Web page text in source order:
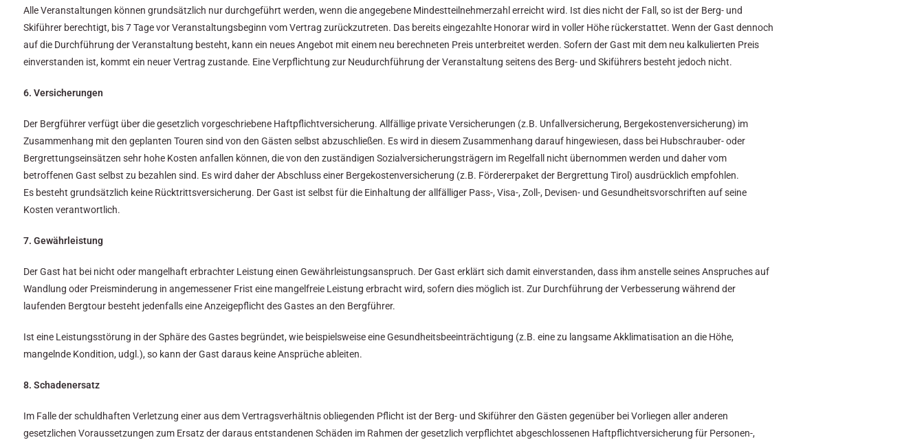
Alle Veranstaltungen können grundsätzlich nur durchgeführt werden, wenn die angegebene Mindestteilnehmerzahl erreicht wird. Ist dies nicht der Fall, so ist der Berg- und
Skiführer berechtigt, bis 7 Tage vor Veranstaltungsbeginn vom Vertrag zurückzutreten. Das bereits eingezahlte Honorar wird in voller Höhe rückerstattet. Wenn der Gast dennoch
auf die Durchführung der Veranstaltung besteht, kann ein neues Angebot mit einem neu berechneten Preis unterbreitet werden. Sofern der Gast mit dem neu kalkulierten Preis
einverstanden ist, kommt ein neuer Vertrag zustande. Eine Verpflichtung zur Neudurchführung der Veranstaltung seitens des Berg- und Skiführers besteht jedoch nicht.
6. Versicherungen
Der Bergführer verfügt über die gesetzlich vorgeschriebene Haftpflichtversicherung. Allfällige private Versicherungen (z.B. Unfallversicherung, Bergekostenversicherung) im
Zusammenhang mit den geplanten Touren sind von den Gästen selbst abzuschließen. Es wird in diesem Zusammenhang darauf hingewiesen, dass bei Hubschrauber- oder
Bergrettungseinsätzen sehr hohe Kosten anfallen können, die von den zuständigen Sozialversicherungsträgern im Regelfall nicht übernommen werden und daher vom
betroffenen Gast selbst zu bezahlen sind. Es wird daher der Abschluss einer Bergekostenversicherung (z.B. Fördererpaket der Bergrettung Tirol) ausdrücklich empfohlen.
Es besteht grundsätzlich keine Rücktritts­versicherung. Der Gast ist selbst für die Einhaltung der allfälliger Pass-, Visa-, Zoll-, Devisen- und Gesundheitsvorschriften auf seine
Kosten verantwortlich.
7. Gewährleistung
Der Gast hat bei nicht oder mangelhaft erbrachter Leistung einen Gewährleistungsanspruch. Der Gast erklärt sich damit einverstanden, dass ihm anstelle seines Anspruches auf
Wandlung oder Preisminderung in angemessener Frist eine mangelfreie Leistung erbracht wird, sofern dies möglich ist. Zur Durchführung der Verbesserung während der
laufenden Bergtour besteht jedenfalls eine Anzeigepflicht des Gastes an den Bergführer.
Ist eine Leistungsstörung in der Sphäre des Gastes begründet, wie beispielsweise eine Gesundheitsbeeinträchtigung (z.B. eine zu langsame Akklimatisation an die Höhe,
mangelnde Kondition, udgl.), so kann der Gast daraus keine Ansprüche ableiten.
8. Schadenersatz
Im Falle der schuldhaften Verletzung einer aus dem Vertragsverhältnis obliegenden Pflicht ist der Berg- und Skiführer den Gästen gegenüber bei Vorliegen aller anderen
gesetzlichen Voraussetzungen zum Ersatz der daraus entstandenen Schäden im Rahmen der gesetzlich verpflichtet abgeschlossenen Haftpflichtversicherung für Personen-,